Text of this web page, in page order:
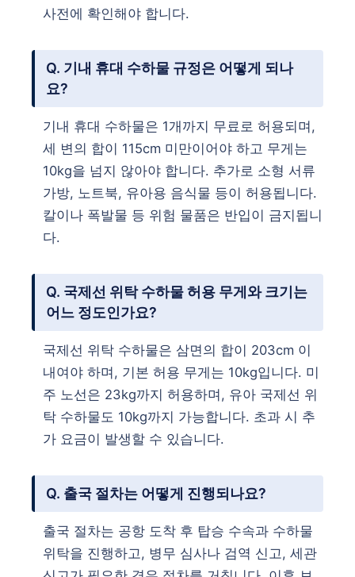
사전에 확인해야 합니다.
Q. 기내 휴대 수하물 규정은 어떻게 되나
요?
기내 휴대 수하물은 1개까지 무료로 허용되며,
세 변의 합이 115cm 미만이어야 하고 무게는
10kg을 넘지 않아야 합니다. 추가로 소형 서류
가방, 노트북, 유아용 음식물 등이 허용됩니다.
칼이나 폭발물 등 위험 물품은 반입이 금지됩니
다.
Q. 국제선 위탁 수하물 허용 무게와 크기는
어느 정도인가요?
국제선 위탁 수하물은 삼면의 합이 203cm 이
내여야 하며, 기본 허용 무게는 10kg입니다. 미
주 노선은 23kg까지 허용하며, 유아 국제선 위
탁 수하물도 10kg까지 가능합니다. 초과 시 추
가 요금이 발생할 수 있습니다.
Q. 출국 절차는 어떻게 진행되나요?
출국 절차는 공항 도착 후 탑승 수속과 수하물
위탁을 진행하고, 병무 심사나 검역 신고, 세관